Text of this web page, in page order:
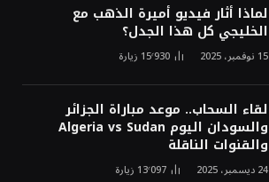
لماذا أثار فيديو أميرة الذهب مع
الخليجي كل هذا الجدل؟
15 نوفمبر، 2025 15٬930 زيارة
لقاء السحاب.. موعد مباراة الجزائر
والسودان اليوم Algeria vs Sudan
والقنوات الناقلة
24 ديسمبر، 2025 13٬097 زيارة